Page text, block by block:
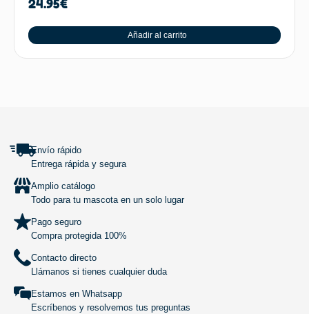
24.95€
Añadir al carrito
Envío rápido
Entrega rápida y segura
Amplio catálogo
Todo para tu mascota en un solo lugar
Pago seguro
Compra protegida 100%
Contacto directo
Llámanos si tienes cualquier duda
Estamos en Whatsapp
Escríbenos y resolvemos tus preguntas